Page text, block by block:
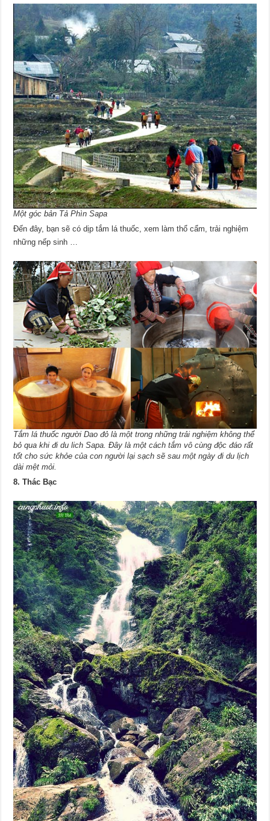
Một góc bản Tả Phìn Sapa
Đến đây, bạn sẽ có dịp tắm lá thuốc, xem làm thổ cẩm, trải nghiệm
những nếp sinh …
Tắm lá thuốc người Dao đỏ là một trong những trải nghiệm không thể
bỏ qua khi đi du lich Sapa. Đây là một cách tắm vô cùng độc đáo rất
tốt cho sức khỏe của con người lại sạch sẽ sau một ngày đi du lịch
dài mệt mỏi.
8. Thác Bạc